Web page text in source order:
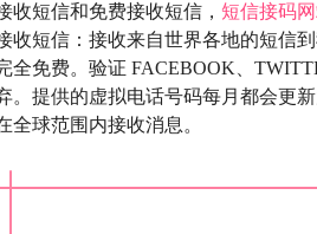
收短信和免费接收短信， 短信接码
收短信：接收来自世界各地的短信
全免费。验证 FACEBOOK、
。提供的虚拟电话号码每月都会更
全球范围内接收消息。